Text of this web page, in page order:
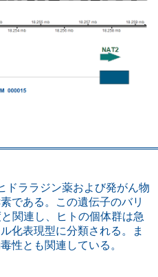
ドララジン薬および発がん物
である。この遺伝子のバリ
関連し、ヒトの個体群は急
化表現型に分類される。ま
性とも関連している。